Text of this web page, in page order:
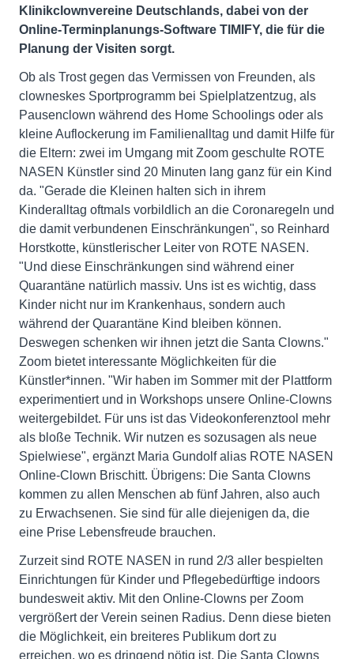
Klinikclownvereine Deutschlands, dabei von der
Online-Terminplanungs-Software TIMIFY, die für die
Planung der Visiten sorgt.
Ob als Trost gegen das Vermissen von Freunden, als
clowneskes Sportprogramm bei Spielplatzentzug, als
Pausenclown während des Home Schoolings oder als
kleine Auflockerung im Familienalltag und damit Hilfe für
die Eltern: zwei im Umgang mit Zoom geschulte ROTE
NASEN Künstler sind 20 Minuten lang ganz für ein Kind
da. "Gerade die Kleinen halten sich in ihrem
Kinderalltag oftmals vorbildlich an die Coronaregeln und
die damit verbundenen Einschränkungen", so Reinhard
Horstkotte, künstlerischer Leiter von ROTE NASEN.
"Und diese Einschränkungen sind während einer
Quarantäne natürlich massiv. Uns ist es wichtig, dass
Kinder nicht nur im Krankenhaus, sondern auch
während der Quarantäne Kind bleiben können.
Deswegen schenken wir ihnen jetzt die Santa Clowns."
Zoom bietet interessante Möglichkeiten für die
Künstler*innen. "Wir haben im Sommer mit der Plattform
experimentiert und in Workshops unsere Online-Clowns
weitergebildet. Für uns ist das Videokonferenztool mehr
als bloße Technik. Wir nutzen es sozusagen als neue
Spielwiese", ergänzt Maria Gundolf alias ROTE NASEN
Online-Clown Brischitt. Übrigens: Die Santa Clowns
kommen zu allen Menschen ab fünf Jahren, also auch
zu Erwachsenen. Sie sind für alle diejenigen da, die
eine Prise Lebensfreude brauchen.
Zurzeit sind ROTE NASEN in rund 2/3 aller bespielten
Einrichtungen für Kinder und Pflegebedürftige indoors
bundesweit aktiv. Mit den Online-Clowns per Zoom
vergrößert der Verein seinen Radius. Denn diese bieten
die Möglichkeit, ein breiteres Publikum dort zu
erreichen, wo es dringend nötig ist. Die Santa Clowns